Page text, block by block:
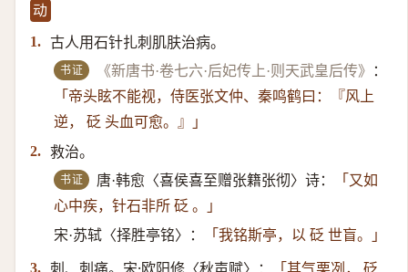
动
1. 古人用石针扎刺肌肤治病。
书证 《新唐书·卷七六·后妃传上·则天武皇后传》
：
「帝头眩不能视，侍医张文仲、秦鸣鹤曰：『风上
逆， 砭 头血可愈。』」
2. 救治。
书证 唐·韩愈〈喜侯喜至赠张籍张彻〉诗：
「又如
心中疾，针石非所 砭 。」
宋·苏轼〈择胜亭铭〉：
「我铭斯亭，以 砭 世盲。」
3.
「其气栗冽， 砭